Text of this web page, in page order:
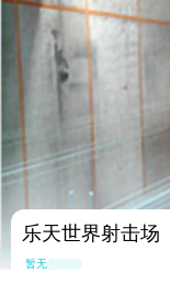
乐天世界射击场
暂无点评